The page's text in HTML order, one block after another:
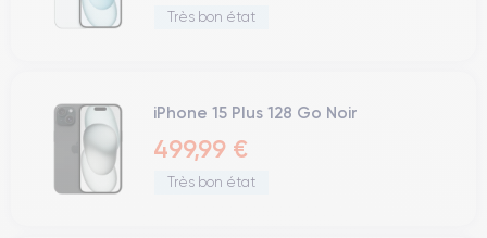
Très bon état
iPhone 15 Plus 128 Go Noir
499,99 €
Très bon état